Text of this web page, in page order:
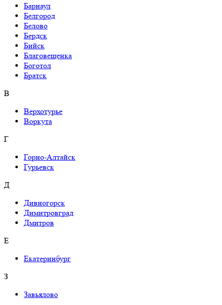
Барнаул
Белгород
Белово
Бердск
Бийск
Благовещенка
Боготол
Братск
В
Верхотурье
Воркута
Г
Горно-Алтайск
Гурьевск
Д
Дивногорск
Димитровград
Дмитров
Е
Екатеринбург
З
Завьялово